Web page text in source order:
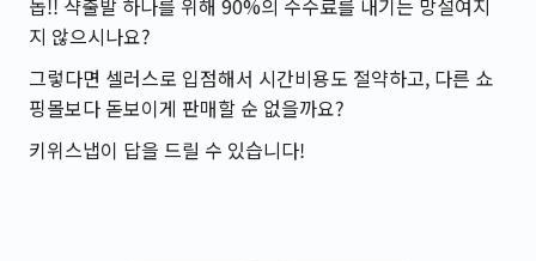
놉!! 샥출발 하나를 위해 90%의 수수료를 내기는 망설여지
지 않으시나요?
그렇다면 셀러스로 입점해서 시간비용도 절약하고, 다른 쇼
핑몰보다 돋보이게 판매할 순 없을까요?
키위스냅이 답을 드릴 수 있습니다!